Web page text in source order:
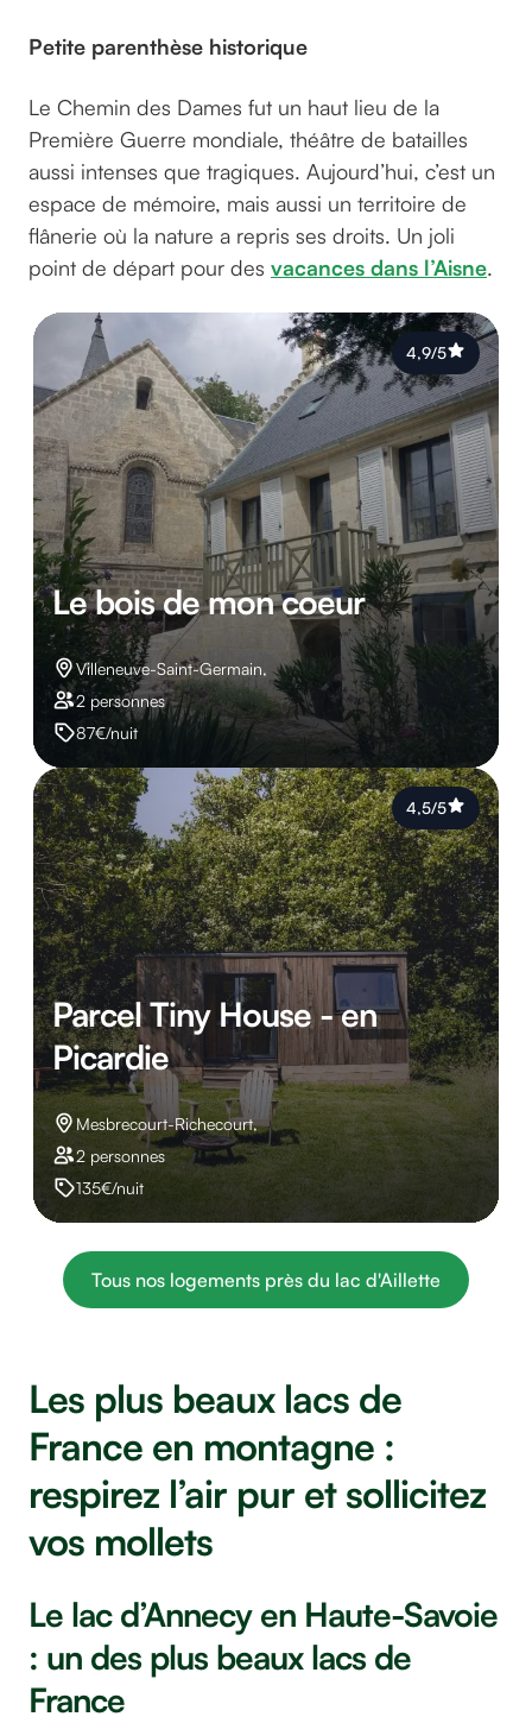
Petite parenthèse historique
Le Chemin des Dames fut un haut lieu de la
Première Guerre mondiale, théâtre de batailles
aussi intenses que tragiques. Aujourd’hui, c’est un
espace de mémoire, mais aussi un territoire de
flânerie où la nature a repris ses droits. Un joli
point de départ pour des vacances dans l’Aisne.
Le bois de mon coeur
Villeneuve-Saint-Germain,
2 personnes
87€/nuit
4,9/5
Parcel Tiny House - en
Picardie
Mesbrecourt-Richecourt,
2 personnes
135€/nuit
4,5/5
Tous nos logements près du lac d'Aillette
Les plus beaux lacs de
France en montagne :
respirez l’air pur et sollicitez
vos mollets
Le lac d’Annecy en Haute-Savoie
: un des plus beaux lacs de
France